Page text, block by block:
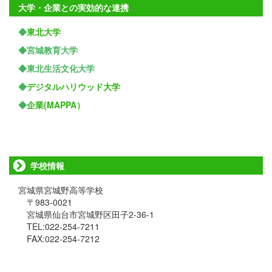
大学・企業との実効的な連携
◆東北大学
◆宮城教育大学
◆東北生活文化大学
◆デジタルハリウッド大学
◆企業(MAPPA）
学校情報
宮城県宮城野高等学校
〒983-0021
宮城県仙台市宮城野区田子2-36-1
TEL:022-254-7211
FAX:022-254-7212